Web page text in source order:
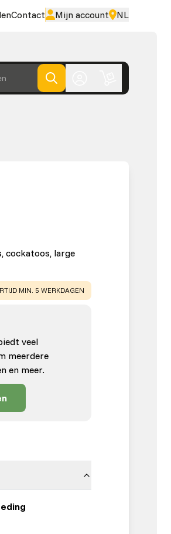
Contact Mijn account NL
cockatoos, large
MIN. 5 WERKDAGEN
veel
meerdere
en meer.